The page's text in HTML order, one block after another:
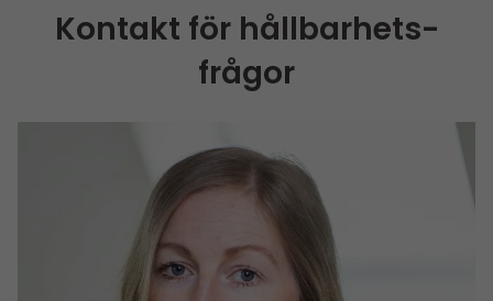
Kontakt för hållbarhets­
frågor